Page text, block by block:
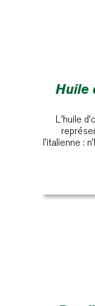
Huile
L'huile
l'italienne :